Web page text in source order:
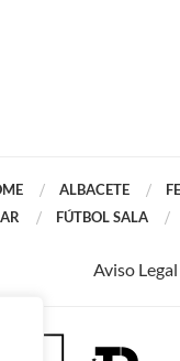
ALBACETE
FÚTBOL SALA
Aviso Legal